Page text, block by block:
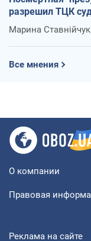
разрешил ТЦК
Марина Ставнійчук
Все мнения
О компании
Правовая
Реклама на сайте